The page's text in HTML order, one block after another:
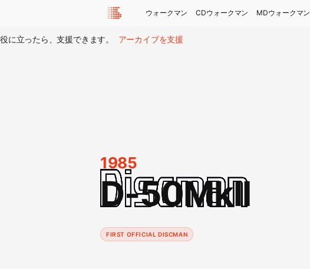
ウォークマン CDウォークマン MDウォークマン
役に立ったら、支援できます。 アーカイブを支援
1985
D-50MkII
FIRST OFFICIAL DISCMAN